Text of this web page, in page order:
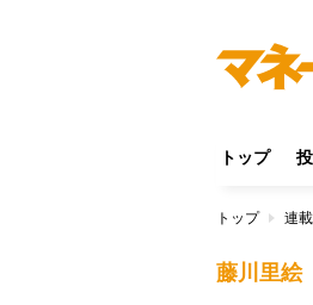
トップ
トップ 連
藤川里絵